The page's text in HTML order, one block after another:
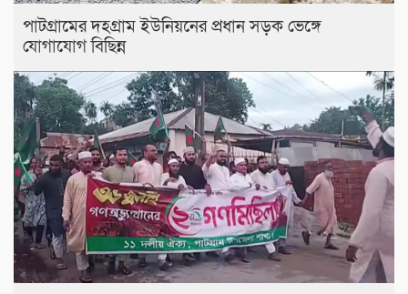
পাটগ্রামের দহগ্রাম ইউনিয়নের প্রধান সড়ক ভেঙ্গে
যোগাযোগ বিছিন্ন